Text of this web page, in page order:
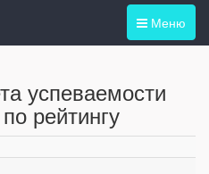
Меню
успеваемости
рейтингу